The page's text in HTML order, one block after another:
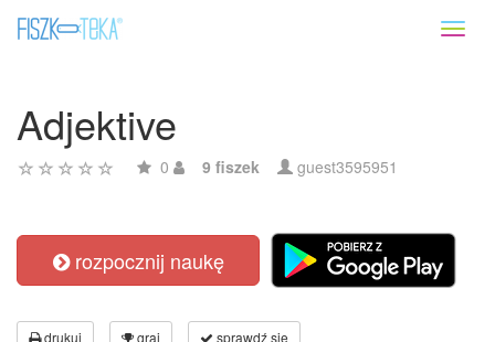
Adjektive
0 9 fiszek guest3595951
rozpocznij naukę
drukuj graj sprawdź się